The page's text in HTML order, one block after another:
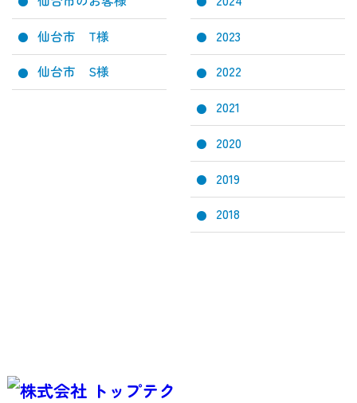
仙台市 T様
仙台市 S様
2023
2022
2021
2020
2019
2018